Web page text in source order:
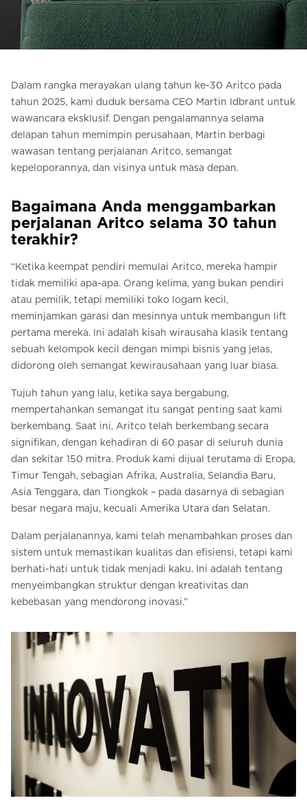
Pesan Digital HomeKit
Minta perkiraan harga
Pendaftaran buletin
Hubungi
Dalam rangka merayakan ulang tahun ke-30 Aritco pada
tahun 2025, kami duduk bersama CEO Martin Idbrant untuk
wawancara eksklusif. Dengan pengalamannya selama
delapan tahun memimpin perusahaan, Martin berbagi
wawasan tentang perjalanan Aritco, semangat
kepeloporannya, dan visinya untuk masa depan.
Bagaimana Anda menggambarkan
perjalanan Aritco selama 30 tahun
terakhir?
“Ketika keempat pendiri memulai Aritco, mereka hampir
tidak memiliki apa-apa. Orang kelima, yang bukan pendiri
atau pemilik, tetapi memiliki toko logam kecil,
meminjamkan garasi dan mesinnya untuk membangun lift
pertama mereka. Ini adalah kisah wirausaha klasik tentang
sebuah kelompok kecil dengan mimpi bisnis yang jelas,
didorong oleh semangat kewirausahaan yang luar biasa.
Tujuh tahun yang lalu, ketika saya bergabung,
mempertahankan semangat itu sangat penting saat kami
berkembang. Saat ini, Aritco telah berkembang secara
signifikan, dengan kehadiran di 60 pasar di seluruh dunia
dan sekitar 150 mitra. Produk kami dijual terutama di Eropa,
Timur Tengah, sebagian Afrika, Australia, Selandia Baru,
Asia Tenggara, dan Tiongkok – pada dasarnya di sebagian
besar negara maju, kecuali Amerika Utara dan Selatan.
Dalam perjalanannya, kami telah menambahkan proses dan
sistem untuk memastikan kualitas dan efisiensi, tetapi kami
berhati-hati untuk tidak menjadi kaku. Ini adalah tentang
menyeimbangkan struktur dengan kreativitas dan
kebebasan yang mendorong inovasi.”